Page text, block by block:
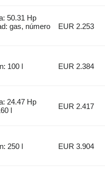
50.31 Hp
gas, número
EUR 2.253
100 l EUR 2.384
24.47 Hp
l
EUR 2.417
250 l EUR 3.904